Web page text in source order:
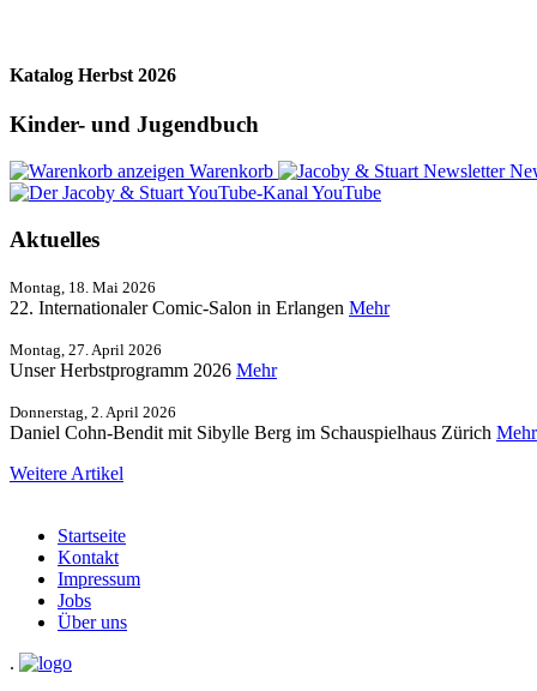
Katalog Herbst 2026
Kinder- und Jugendbuch
Warenkorb
YouTube
Aktuelles
Montag, 18. Mai 2026
22. Internationaler Comic-Salon in Erlangen Mehr
Montag, 27. April 2026
Unser Herbstprogramm 2026 Mehr
Donnerstag, 2. April 2026
Daniel Cohn-Bendit mit Sibylle Berg im Schauspielhaus Zürich Mehr
Weitere Artikel
Startseite
Kontakt
Impressum
Jobs
Über uns
.